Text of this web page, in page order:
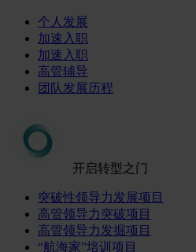
个人发展
加速入职
加速入职
高管辅导
团队发展历程
开启转型之门
突破性领导力发展项目
高管领导力突破项目
高管领导力发掘项目
“航海家”培训项目